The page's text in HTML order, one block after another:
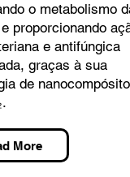
o metabolismo
proporcionando
e antifúngica
graças à sua
de nanocompósito
More